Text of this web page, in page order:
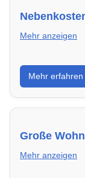
Mehr anzeigen
Erfahre,
wie du deine
kannst.
Mehr erfahren
Große
Mehr anzeigen